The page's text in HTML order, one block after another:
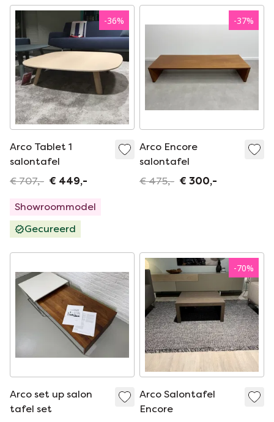
-36%
Arco Tablet 1
salontafel
€ 707,- € 449,-
Showroommodel
Gecureerd
-37%
Arco Encore
salontafel
€ 475,- € 300,-
Arco set up salon
tafel set
-70%
Arco Salontafel
Encore